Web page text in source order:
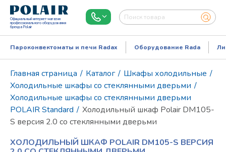
Официальный интернет-магазин
профессионального оборудования
бренда Polair
Пароконвектоматы и печи Radax Оборудование Rada
Главная страница / Каталог / Шкафы холодильные /
Холодильные шкафы со стеклянными дверьми /
Холодильные шкафы со стеклянными дверьми
POLAIR Standard / Холодильный шкаф Polair DM105-
S версия 2.0 со стеклянными дверьми
ХОЛОДИЛЬНЫЙ ШКАФ POLAIR DM105-S ВЕРСИЯ